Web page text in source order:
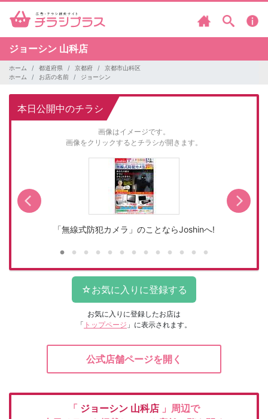
ジョーシン 山科店
ホーム 都道府県 京都府
京都市山科区
ホーム
お店の名前 ジョーシン
本日公開中のチラシ
画像はイメージです。
画像をクリックするとチラシが開きます。
「無線式防犯カメラ」のことならJoshinへ!
お気に入りに登録したお店は
「 トップページ 」に表示されます。
公式店舗ページを開く
「 ジョーシン 山科店 」周辺で